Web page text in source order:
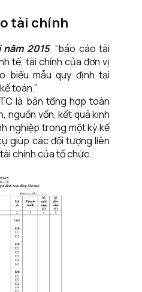
tài chính
2015, “báo cáo tài
tế, tài chính của đơn vị
biểu mẫu quy định tại
toán.”
là bản tổng hợp toàn
nguồn vốn, kết quả kinh
nghiệp trong một kỳ kế
giúp các đối tượng liên
chính của tổ chức.